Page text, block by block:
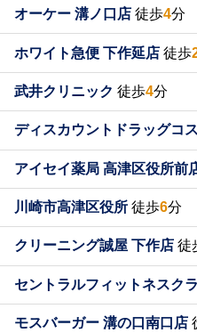
オーケー 溝ノ口店 徒歩4分
ホワイト急便 下作延店 徒歩
武井クリニック 徒歩4分
ディスカウントドラッグコ
アイセイ薬局 高津区役所前
川崎市高津区役所 徒歩6分
クリーニング誠屋 下作店 徒
セントラルフィットネスク
モスバーガー 溝の口南口店